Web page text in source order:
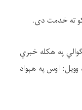
ته خدمت دی.
په هکله خبرې
اوس په هېواد